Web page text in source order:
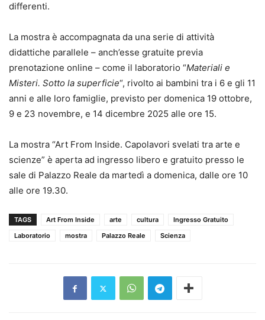
differenti.
La mostra è accompagnata da una serie di attività
didattiche parallele – anch’esse gratuite previa
prenotazione online – come il laboratorio “Materiali e
Misteri. Sotto la superficie“, rivolto ai bambini tra i 6 e gli 11
anni e alle loro famiglie, previsto per domenica 19 ottobre,
9 e 23 novembre, e 14 dicembre 2025 alle ore 15.
La mostra “Art From Inside. Capolavori svelati tra arte e
scienze” è aperta ad ingresso libero e gratuito presso le
sale di Palazzo Reale da martedì a domenica, dalle ore 10
alle ore 19.30.
TAGS Art From Inside arte cultura
Ingresso Gratuito
Laboratorio
mostra Palazzo Reale Scienza